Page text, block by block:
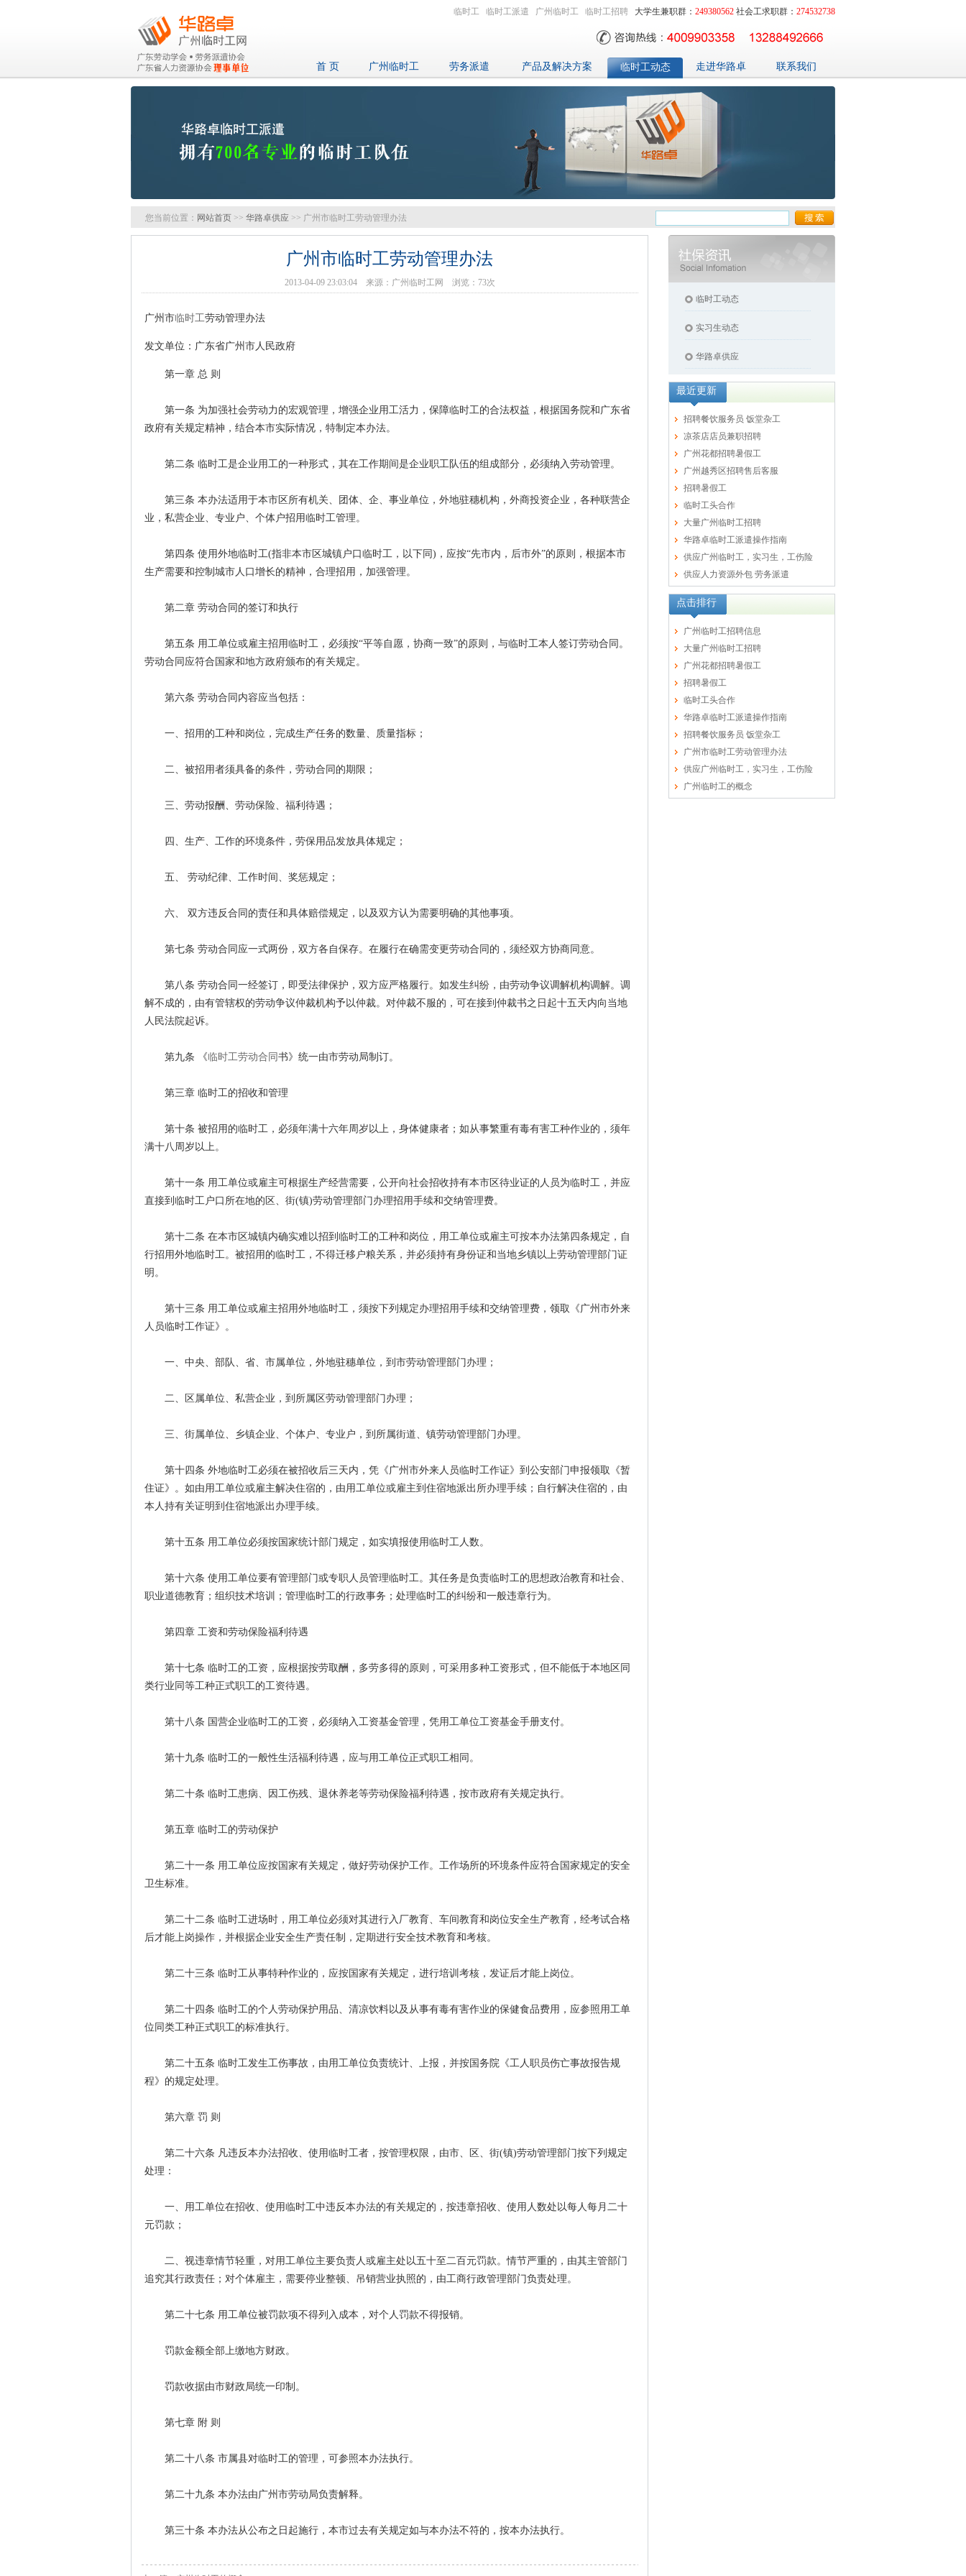
临时工 临时工派遣 广州临时工 临时工招聘 大学生兼职群： 249380562 社会工求职群： 274532738
首 页 广州临时工 劳务派遣 产品及解决方案 临时工动态 走进华路卓 联系我们
您当前位置： 网站首页 >> 华路卓供应 >> 广州市临时工劳动管理办法
广州市临时工劳动管理办法
2013-04-09 23:03:04 来源：广州临时工网 浏览： 73次
广州市临时工劳动管理办法
发文单位：广东省广州市人民政府
第一章 总 则
第一条 为加强社会劳动力的宏观管理，增强企业用工活力，保障临时工的合法权益，根据国务院和广东省
政府有关规定精神，结合本市实际情况，特制定本办法。
第二条 临时工是企业用工的一种形式，其在工作期间是企业职工队伍的组成部分，必须纳入劳动管理。
第三条 本办法适用于本市区所有机关、团体、企、事业单位，外地驻穗机构，外商投资企业，各种联营企
业，私营企业、专业户、个体户招用临时工管理。
第四条 使用外地临时工(指非本市区城镇户口临时工，以下同)，应按“先市内，后市外”的原则，根据本市
生产需要和控制城市人口增长的精神，合理招用，加强管理。
第二章 劳动合同的签订和执行
第五条 用工单位或雇主招用临时工，必须按“平等自愿，协商一致”的原则，与临时工本人签订劳动合同。
劳动合同应符合国家和地方政府颁布的有关规定。
第六条 劳动合同内容应当包括：
一、招用的工种和岗位，完成生产任务的数量、质量指标；
二、被招用者须具备的条件，劳动合同的期限；
三、劳动报酬、劳动保险、福利待遇；
四、生产、工作的环境条件，劳保用品发放具体规定；
五、 劳动纪律、工作时间、奖惩规定；
六、 双方违反合同的责任和具体赔偿规定，以及双方认为需要明确的其他事项。
第七条 劳动合同应一式两份，双方各自保存。在履行在确需变更劳动合同的，须经双方协商同意。
第八条 劳动合同一经签订，即受法律保护，双方应严格履行。如发生纠纷，由劳动争议调解机构调解。调
解不成的，由有管辖权的劳动争议仲裁机构予以仲裁。对仲裁不服的，可在接到仲裁书之日起十五天内向当地
人民法院起诉。
第九条 《临时工劳动合同 书》统一由市劳动局制订。
第三章 临时工的招收和管理
第十条 被招用的临时工，必须年满十六年周岁以上，身体健康者；如从事繁重有毒有害工种作业的，须年
满十八周岁以上。
第十一条 用工单位或雇主可根据生产经营需要，公开向社会招收持有本市区待业证的人员为临时工，并应
直接到临时工户口所在地的区、街(镇)劳动管理部门办理招用手续和交纳管理费。
第十二条 在本市区城镇内确实难以招到临时工的工种和岗位，用工单位或雇主可按本办法第四条规定，自
行招用外地临时工。被招用的临时工，不得迁移户粮关系，并必须持有身份证和当地乡镇以上劳动管理部门证
明。
第十三条 用工单位或雇主招用外地临时工，须按下列规定办理招用手续和交纳管理费，领取《广州市外来
人员临时工作证》。
一、中央、部队、省、市属单位，外地驻穗单位，到市劳动管理部门办理；
二、区属单位、私营企业，到所属区劳动管理部门办理；
三、街属单位、乡镇企业、个体户、专业户，到所属街道、镇劳动管理部门办理。
第十四条 外地临时工必须在被招收后三天内，凭《广州市外来人员临时工作证》到公安部门申报领取《暂
住证》。如由用工单位或雇主解决住宿的，由用工单位或雇主到住宿地派出所办理手续；自行解决住宿的，由
本人持有关证明到住宿地派出办理手续。
第十五条 用工单位必须按国家统计部门规定，如实填报使用临时工人数。
第十六条 使用工单位要有管理部门或专职人员管理临时工。其任务是负责临时工的思想政治教育和社会、
职业道德教育；组织技术培训；管理临时工的行政事务；处理临时工的纠纷和一般违章行为。
第四章 工资和劳动保险福利待遇
第十七条 临时工的工资，应根据按劳取酬，多劳多得的原则，可采用多种工资形式，但不能低于本地区同
类行业同等工种正式职工的工资待遇。
第十八条 国营企业临时工的工资，必须纳入工资基金管理，凭用工单位工资基金手册支付。
第十九条 临时工的一般性生活福利待遇，应与用工单位正式职工相同。
第二十条 临时工患病、因工伤残、退休养老等劳动保险福利待遇，按市政府有关规定执行。
第五章 临时工的劳动保护
第二十一条 用工单位应按国家有关规定，做好劳动保护工作。工作场所的环境条件应符合国家规定的安全
卫生标准。
第二十二条 临时工进场时，用工单位必须对其进行入厂教育、车间教育和岗位安全生产教育，经考试合格
后才能上岗操作，并根据企业安全生产责任制，定期进行安全技术教育和考核。
第二十三条 临时工从事特种作业的，应按国家有关规定，进行培训考核，发证后才能上岗位。
第二十四条 临时工的个人劳动保护用品、清凉饮料以及从事有毒有害作业的保健食品费用，应参照用工单
位同类工种正式职工的标准执行。
第二十五条 临时工发生工伤事故，由用工单位负责统计、上报，并按国务院《工人职员伤亡事故报告规
程》的规定处理。
第六章 罚 则
第二十六条 凡违反本办法招收、使用临时工者，按管理权限，由市、区、街(镇)劳动管理部门按下列规定
处理：
一、用工单位在招收、使用临时工中违反本办法的有关规定的，按违章招收、使用人数处以每人每月二十
元罚款；
二、视违章情节轻重，对用工单位主要负责人或雇主处以五十至二百元罚款。情节严重的，由其主管部门
追究其行政责任；对个体雇主，需要停业整顿、吊销营业执照的，由工商行政管理部门负责处理。
第二十七条 用工单位被罚款项不得列入成本，对个人罚款不得报销。
罚款金额全部上缴地方财政。
罚款收据由市财政局统一印制。
第七章 附 则
第二十八条 市属县对临时工的管理，可参照本办法执行。
第二十九条 本办法由广州市劳动局负责解释。
第三十条 本办法从公布之日起施行，本市过去有关规定如与本办法不符的，按本办法执行。
临时工动态
实习生动态
华路卓供应
最近更新
招聘餐饮服务员 饭堂杂工
凉茶店店员兼职招聘
广州花都招聘暑假工
广州越秀区招聘售后客服
招聘暑假工
临时工头合作
大量广州临时工招聘
华路卓临时工派遣操作指南
供应广州临时工，实习生，工伤险
供应人力资源外包 劳务派遣
点击排行
广州临时工招聘信息
大量广州临时工招聘
广州花都招聘暑假工
招聘暑假工
临时工头合作
华路卓临时工派遣操作指南
招聘餐饮服务员 饭堂杂工
广州市临时工劳动管理办法
供应广州临时工，实习生，工伤险
广州临时工的概念